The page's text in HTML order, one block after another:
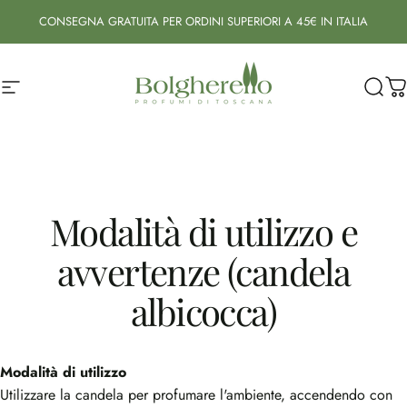
CONSEGNA GRATUITA PER ORDINI SUPERIORI A 45€ IN ITALIA
Navigazione del sito Bolgherello - Profumi di Toscana
Modalità diutilizzoe
avvertenze(candela
albicocca)
Modalità di utilizzo
Utilizzare la candela per profumare l'ambiente, accendendo con